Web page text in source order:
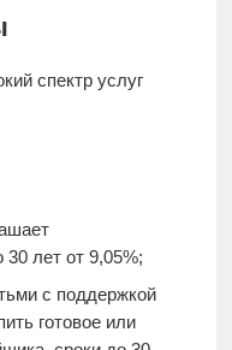
спектр услуг
лет от 9,05%;
с поддержкой
готовое или